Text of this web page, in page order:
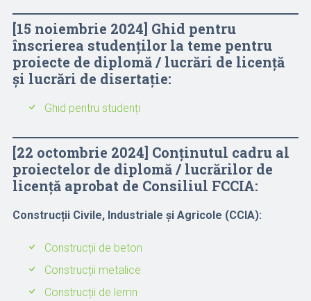
[15 noiembrie 2024] Ghid pentru
înscrierea studenților la teme pentru
proiecte de diplomă / lucrări de licență
și lucrări de disertație:
Ghid pentru studenți
[22 octombrie 2024] Conținutul cadru al
proiectelor de diplomă / lucrărilor de
licență aprobat de Consiliul FCCIA:
Construcții Civile, Industriale și Agricole (CCIA):
Construcții de beton
Construcții metalice
Construcții de lemn